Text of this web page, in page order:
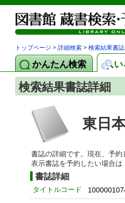
トップページ > 詳細検索 > 検索結果書
かんたん検索
検索結果書誌詳細
東日
書誌の詳細です。現在、予約
表示書誌を予約したい場合
書誌詳細
タイトルコード